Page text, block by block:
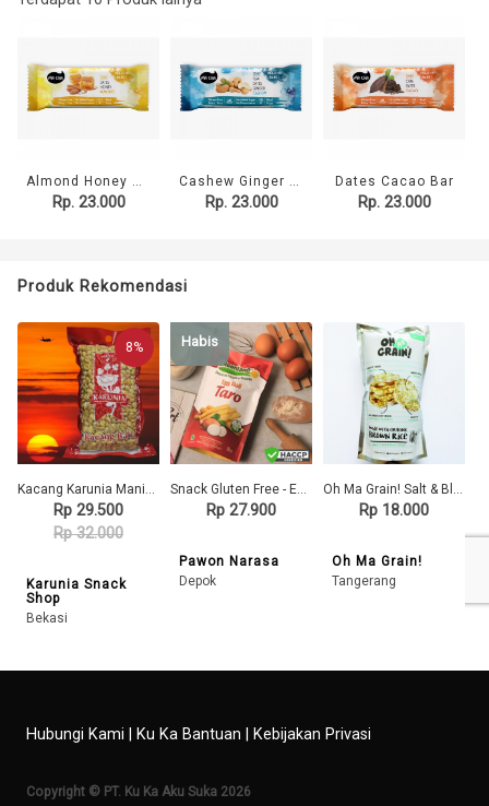
Almond Honey Bar
Rp. 23.000
Cashew Ginger BAR
Rp. 23.000
Dates Cacao Bar
Rp. 23.000
Produk Rekomendasi
8%
Kacang Karunia Manis 450gr
Rp 29.500
Rp 32.000
Karunia Snack
Shop
Bekasi
Habis
Snack Gluten Free - Egg Roll TALAS (Pouch) - Pawon Narasa
Rp 27.900
Pawon Narasa
Depok
Oh Ma Grain! Salt & Blackpepper
Rp 18.000
Oh Ma Grain!
Tangerang
Hubungi Kami Ku Ka Bantuan Kebijakan Privasi
Copyright © PT. Ku Ka Aku Suka 2026